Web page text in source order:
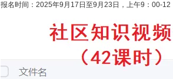
报名时间：2025年9月17日至9月23日，上午9：00-